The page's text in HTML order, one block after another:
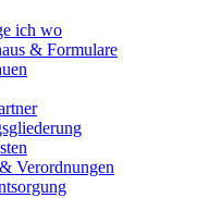
ich wo
& Formulare
Verordnungen